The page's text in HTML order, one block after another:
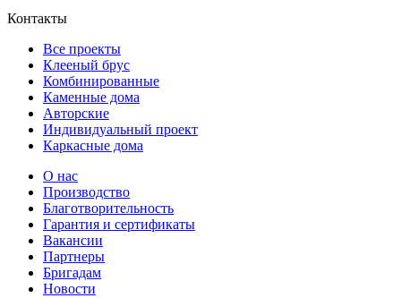
Контакты
Все проекты
Клееный брус
Комбинированные
Каменные дома
Авторские
Индивидуальный проект
Каркасные дома
О нас
Производство
Благотворительность
Гарантия и сертификаты
Вакансии
Партнеры
Бригадам
Новости